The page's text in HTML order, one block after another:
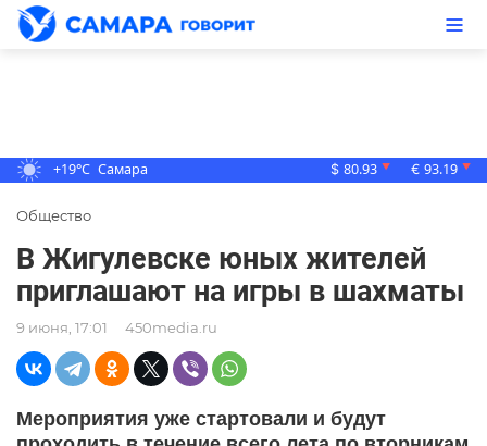
+19°C Самара $ 80.93 ▼ € 93.19 ▼
Общество
В Жигулевске юных жителей
приглашают на игры в шахматы
9 июня, 17:01 450media.ru
Мероприятия уже стартовали и будут